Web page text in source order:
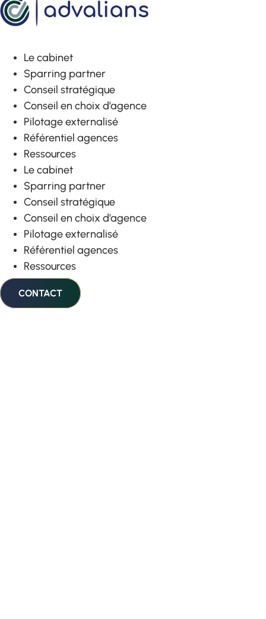
Le cabinet
Sparring partner
Conseil stratégique
Conseil en choix d’agence
Pilotage externalisé
Référentiel agences
Ressources
Le cabinet
Sparring partner
Conseil stratégique
Conseil en choix d’agence
Pilotage externalisé
Référentiel agences
Ressources
CONTACT